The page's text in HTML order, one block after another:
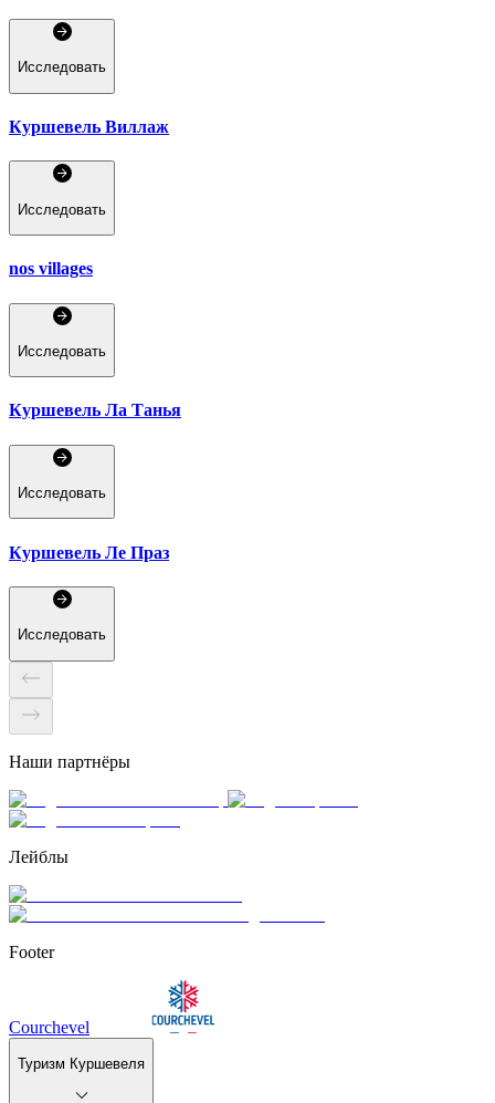
Исследовать
Куршевель Виллаж
Исследовать
nos villages
Исследовать
Куршевель Ла Танья
Исследовать
Куршевель Ле Праз
Исследовать
Наши партнёры
Лейблы
Footer
Courchevel
Туризм Куршевеля